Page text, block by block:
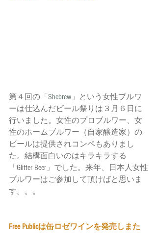
第４回の「 Shebrew 」という女性ブルワ
ーは仕込んだビール祭りは３月６日に
行いました。女性のプロブルワー、女
性のホームブルワー（自家醸造家）の
ビールは提供されコンペもありまし
た。結構面白いのはキラキラする
「Glitter Beer」でした。来年、日本人女性
ブルワーはご参加して頂けばと思いま
す。。。
Free Publicは缶ロゼワインを発売しまた